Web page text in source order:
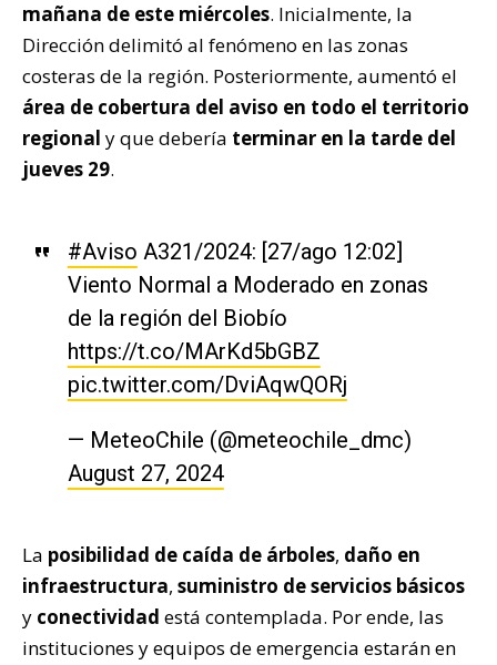
mañana de este miércoles. Inicialmente, la
Dirección delimitó al fenómeno en las zonas
costeras de la región. Posteriormente, aumentó el
área de cobertura del aviso en todo el territorio
regional y que debería terminar en la tarde del
jueves 29.
#Aviso A321/2024: [27/ago 12:02]
Viento Normal a Moderado en zonas
de la región del Biobío
https://t.co/MArKd5bGBZ
pic.twitter.com/DviAqwQORj
— MeteoChile (@meteochile_dmc)
August 27, 2024
La posibilidad de caída de árboles, daño en
infraestructura, suministro de servicios básicos
y conectividad está contemplada. Por ende, las
instituciones y equipos de emergencia estarán en